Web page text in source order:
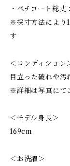
・ペチコート総
※採寸方法により
す
＜コンディション
目立った破れや汚
※詳細は写真にて
＜モデル身長＞
169cm
＜お洗濯＞